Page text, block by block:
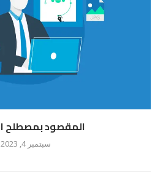
المقصود بمصطلح
سبتمبر 4, 2023